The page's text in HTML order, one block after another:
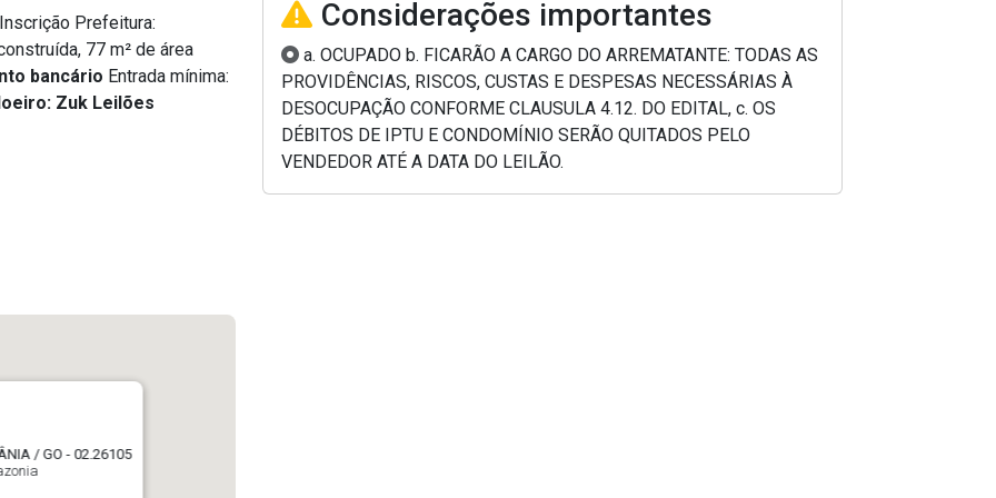
Prefeitura:
77 m² de área
bancário Entrada mínima:
Zuk Leilões
/ GO - 02.26105
Considerações importantes
a. OCUPADO b. FICARÃO A CARGO DO ARREMATANTE: TODAS AS
PROVIDÊNCIAS, RISCOS, CUSTAS E DESPESAS NECESSÁRIAS À
DESOCUPAÇÃO CONFORME CLAUSULA 4.12. DO EDITAL, c. OS
DÉBITOS DE IPTU E CONDOMÍNIO SERÃO QUITADOS PELO
VENDEDOR ATÉ A DATA DO LEILÃO.